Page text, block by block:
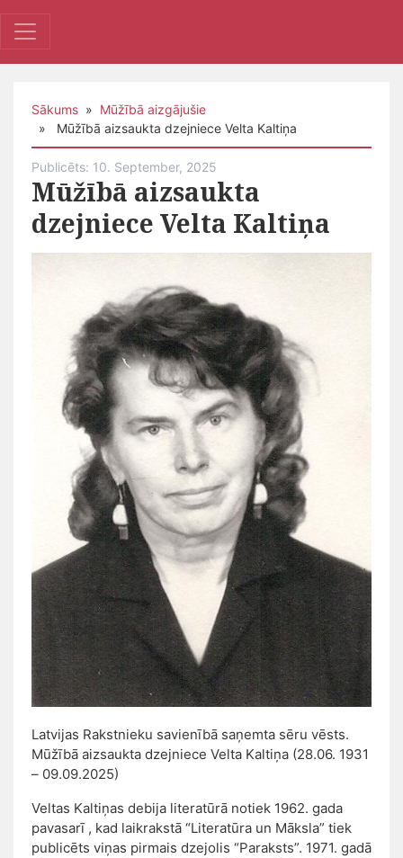
Sākums » Mūžībā aizgājušie
» Mūžībā aizsaukta dzejniece Velta Kaltiņa
Publicēts: 10. September, 2025
Mūžībā aizsaukta
dzejniece Velta Kaltiņa
Latvijas Rakstnieku savienībā saņemta sēru vēsts.
Mūžībā aizsaukta dzejniece Velta Kaltiņa (28.06. 1931
– 09.09.2025)
Veltas Kaltiņas debija literatūrā notiek 1962. gada
pavasarī , kad laikrakstā “Literatūra un Māksla” tiek
publicēts viņas pirmais dzejolis “Paraksts”. 1971. gadā